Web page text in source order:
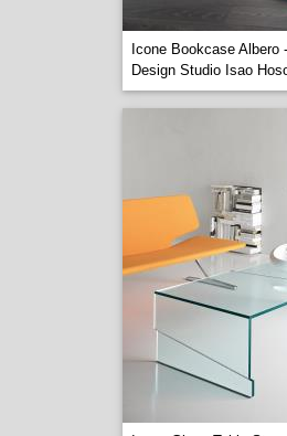
Icone Bookcase Albero -
Design Studio Isao